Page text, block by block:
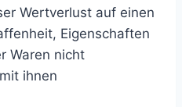
Wertverlust auf einen
Eigenschaften
Waren nicht
ihnen